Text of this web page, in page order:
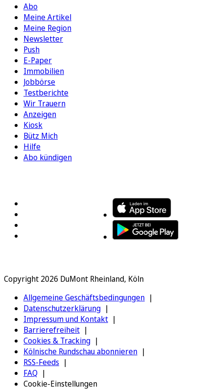
Abo
Meine Artikel
Meine Region
Newsletter
Push
E-Paper
Immobilien
Jobbörse
Testberichte
Wir Trauern
Anzeigen
Kiosk
Bütz Mich
Hilfe
Abo kündigen
Copyright 2026 DuMont Rheinland, Köln
Allgemeine Geschäftsbedingungen
Datenschutzerklärung
Impressum und Kontakt
Barrierefreiheit
Cookies & Tracking
Kölnische Rundschau abonnieren
RSS-Feeds
FAQ
Cookie-Einstellungen